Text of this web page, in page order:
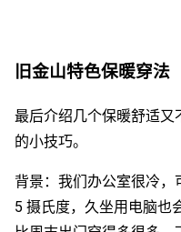
旧金山特色保暖穿法
最后介绍几个保暖舒适又
的小技巧。
背景：我们办公室很冷，
5 摄氏度，久坐用电脑也